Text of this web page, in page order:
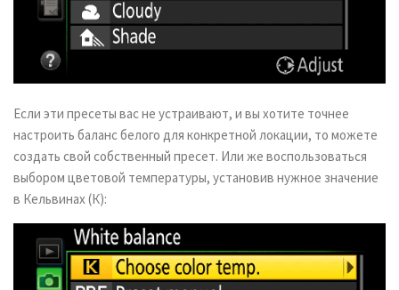
Если эти пресеты вас не устраивают, и вы хотите точнее
настроить баланс белого для конкретной локации, то можете
создать свой собственный пресет. Или же воспользоваться
выбором цветовой температуры, установив нужное значение
в Кельвинах (К):